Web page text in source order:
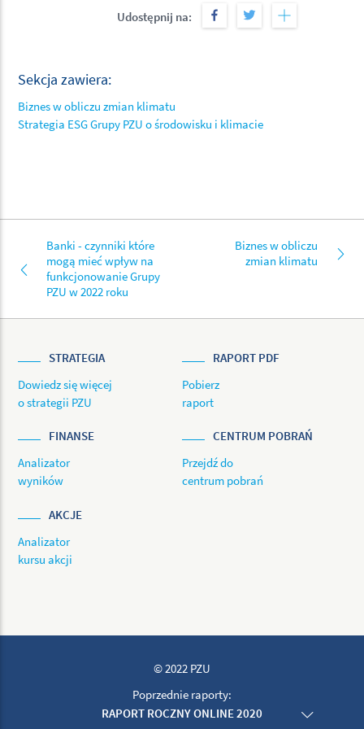
Udostępnij na:
Sekcja zawiera:
Biznes w obliczu zmian klimatu
Strategia ESG Grupy PZU o środowisku i klimacie
Banki - czynniki które
mogą mieć wpływ na
funkcjonowanie Grupy
PZU w 2022 roku
Biznes w obliczu
zmian klimatu
STRATEGIA
Dowiedz się więcej
o strategii PZU
RAPORT PDF
Pobierz
raport
FINANSE
Analizator
wyników
CENTRUM POBRAŃ
Przejdź do
centrum pobrań
AKCJE
Analizator
kursu akcji
© 2022 PZU
Poprzednie raporty:
RAPORT ROCZNY ONLINE 2020